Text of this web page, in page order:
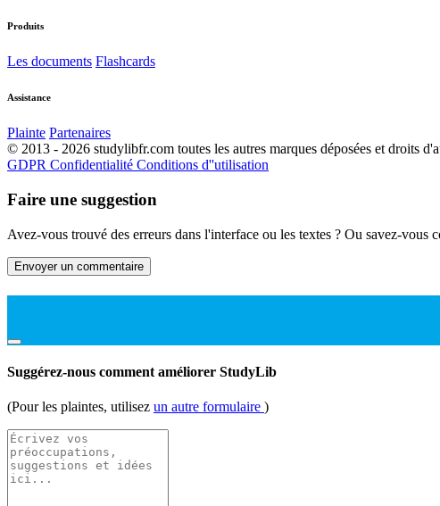
Produits
Les documents Flashcards
Assistance
Plainte Partenaires
© 2013 - 2026 studylibfr.com toutes les autres marques déposées et droits
GDPR Confidentialité Conditions d''utilisation
Faire une suggestion
Avez-vous trouvé des erreurs dans l'interface ou les textes ? Ou savez-
Envoyer un commentaire
Suggérez-nous comment améliorer StudyLib
(Pour les plaintes, utilisez un autre formulaire )